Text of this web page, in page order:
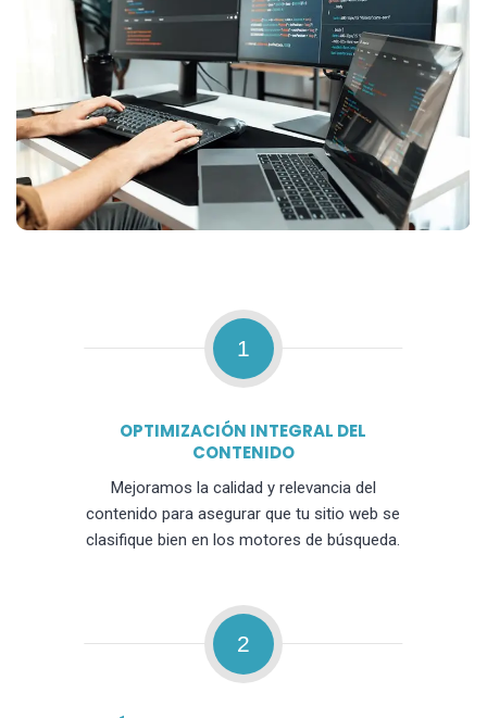
1
OPTIMIZACIÓN INTEGRAL DEL
CONTENIDO
Mejoramos la calidad y relevancia del
contenido para asegurar que tu sitio web se
clasifique bien en los motores de búsqueda.
2